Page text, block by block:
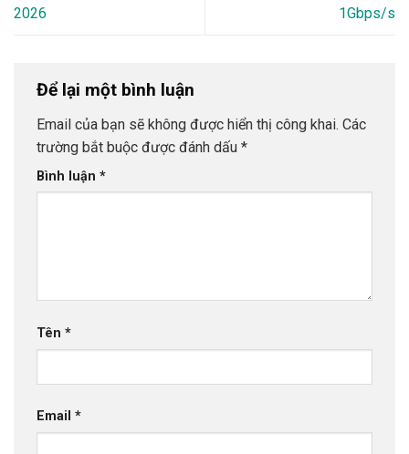
2026
1Gbps/s
Để lại một bình luận
Email của bạn sẽ không được hiển thị công khai. Các
trường bắt buộc được đánh dấu *
Bình luận *
Tên *
Email *